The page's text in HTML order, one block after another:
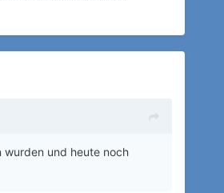
und heute noch